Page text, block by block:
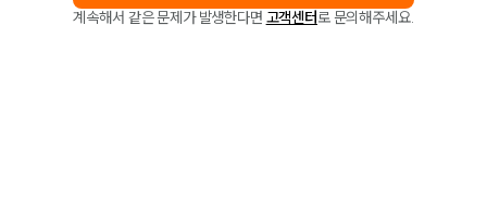
계속해서 같은 문제가 발생한다면 고객센터로 문의해주세요.